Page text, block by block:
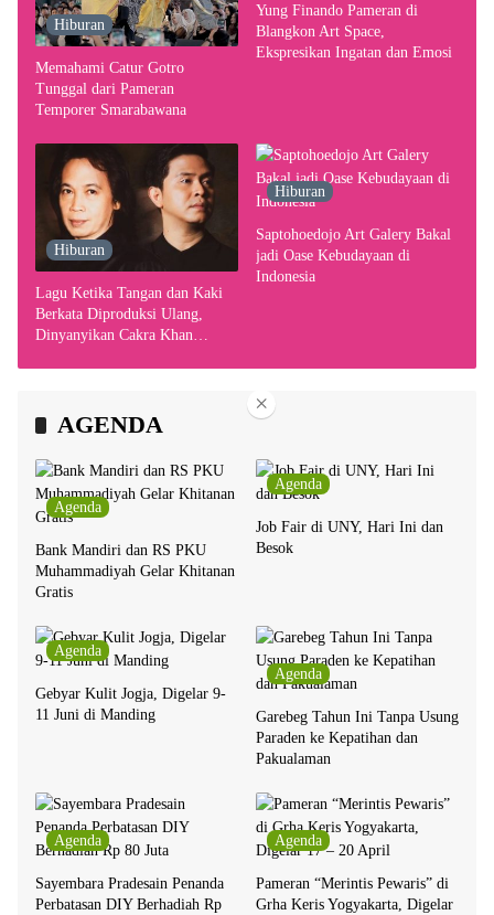
Hiburan
Memahami Catur Gotro
Tunggal dari Pameran
Temporer Smarabawana
Yung Finando Pameran di
Blangkon Art Space,
Ekspresikan Ingatan dan Emosi
Hiburan
Lagu Ketika Tangan dan Kaki
Berkata Diproduksi Ulang,
Dinyanyikan Cakra Khan
Hiburan
Saptohoedojo Art Galery Bakal
jadi Oase Kebudayaan di
Indonesia
AGENDA
Agenda
Bank Mandiri dan RS PKU
Muhammadiyah Gelar Khitanan
Gratis
Agenda
Job Fair di UNY, Hari Ini dan
Besok
Agenda
Gebyar Kulit Jogja, Digelar 9-
11 Juni di Manding
Agenda
Garebeg Tahun Ini Tanpa Usung
Paraden ke Kepatihan dan
Pakualaman
Agenda
Sayembara Pradesain Penanda
Perbatasan DIY Berhadiah Rp
Agenda
Pameran “Merintis Pewaris” di
Grha Keris Yogyakarta, Digelar
×